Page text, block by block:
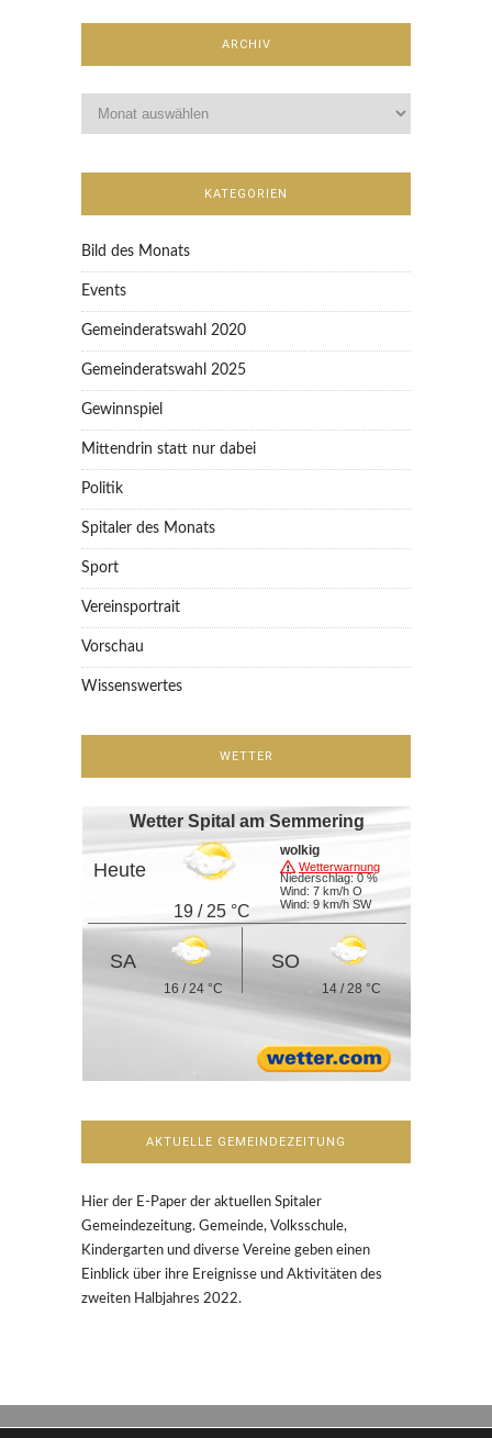
ARCHIV
KATEGORIEN
Bild des Monats
Events
Gemeinderatswahl 2020
Gemeinderatswahl 2025
Gewinnspiel
Mittendrin statt nur dabei
Politik
Spitaler des Monats
Sport
Vereinsportrait
Vorschau
Wissenswertes
WETTER
Wetter Spital am Semmering
Heute
19 / 25 °C
Wetterwarnung
wolkig
Niederschlag: 0 %
Wind: 7 km/h O
Wind: 9 km/h SW
SA
16 / 24 °C
SO
14 / 28 °C
AKTUELLE GEMEINDEZEITUNG
Hier der E-Paper der aktuellen Spitaler
Gemeindezeitung. Gemeinde, Volksschule,
Kindergarten und diverse Vereine geben einen
Einblick über ihre Ereignisse und Aktivitäten des
zweiten Halbjahres 2022.